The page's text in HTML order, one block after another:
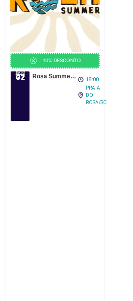
10% DESCONTO
27
DEZ
02
JAN Rosa Summer Weekend 2026/2027 na Praia do Rosa
18:00
PRAIA
DO
ROSA/SC